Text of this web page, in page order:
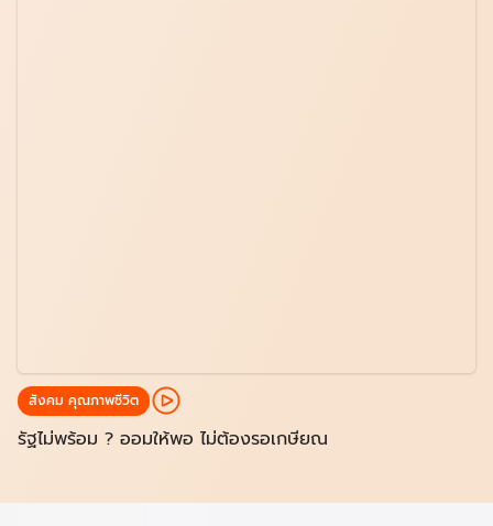
สังคม คุณภาพชีวิต
รัฐไม่พร้อม ? ออมให้พอ ไม่ต้องรอเกษียณ